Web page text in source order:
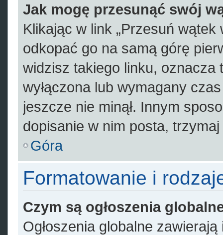
Jak mogę przesunąć swój
Klikając w link „Przesuń
odkopać go na samą górę
widzisz takiego linku, oznacza
wyłączona lub wymagany
jeszcze nie minął. Innym
dopisanie w nim posta,
Góra
Formatowanie i
Czym są ogłoszenia
Ogłoszenia globalne